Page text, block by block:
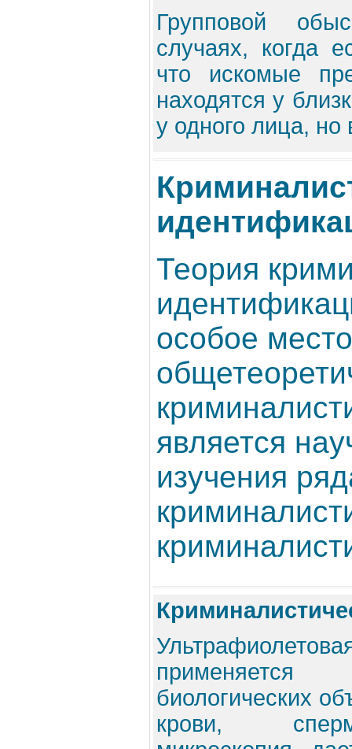
Групповой
случаях, когда
что искомые
находятся у
у одного лица, но
Теория
особое
является
изучения
биологических
крови,